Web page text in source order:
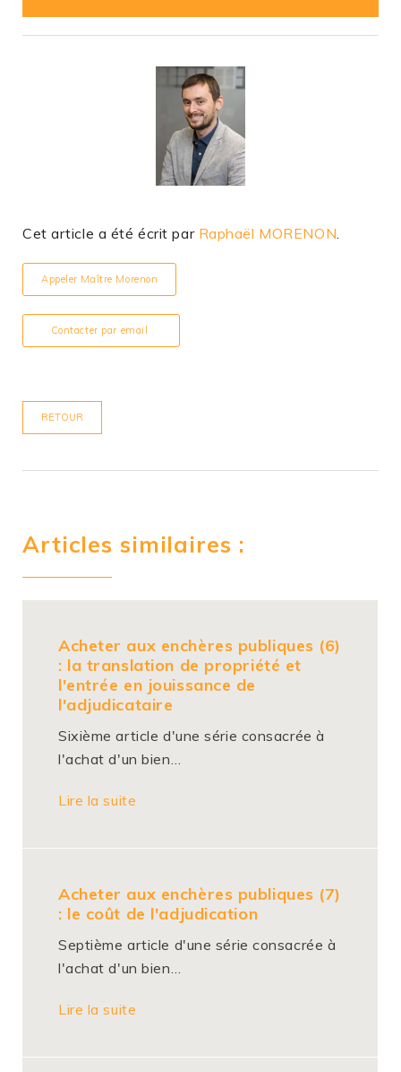
Cet article a été écrit par Raphaël MORENON.
Appeler Maître Morenon
Contacter par email
RETOUR
Articles similaires :
Acheter aux enchères publiques (6)
: la translation de propriété et
l'entrée en jouissance de
l'adjudicataire
Sixième article d'une série consacrée à
l'achat d'un bien…
Lire la suite
Acheter aux enchères publiques (7)
: le coût de l'adjudication
Septième article d'une série consacrée à
l'achat d'un bien…
Lire la suite